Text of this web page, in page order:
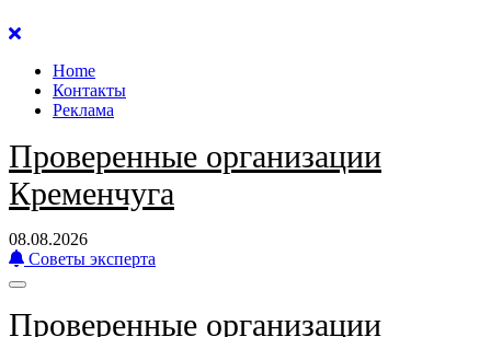
Перейти
содержанию
Home
Контакты
Реклама
Проверенные организации
Кременчуга
08.08.2026
Советы эксперта
Проверенные организации